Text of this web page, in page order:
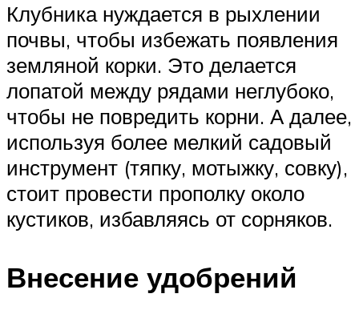
Клубника нуждается в рыхлении
почвы, чтобы избежать появления
земляной корки. Это делается
лопатой между рядами неглубоко,
чтобы не повредить корни. А далее,
используя более мелкий садовый
инструмент (тяпку, мотыжку, совку),
стоит провести прополку около
кустиков, избавляясь от сорняков.
Внесение удобрений